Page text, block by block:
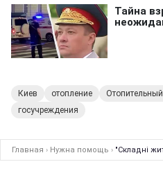
Киев отопление
госучреждения
Главная › Нужна помощь › "Складні